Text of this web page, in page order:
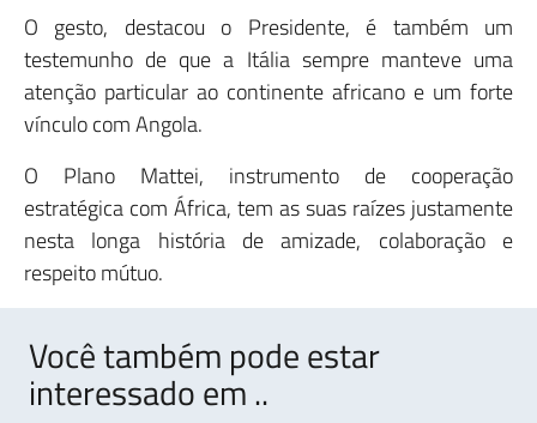
O gesto, destacou o Presidente, é também um
testemunho de que a Itália sempre manteve uma
atenção particular ao continente africano e um forte
vínculo com Angola.
O Plano Mattei, instrumento de cooperação
estratégica com África, tem as suas raízes justamente
nesta longa história de amizade, colaboração e
respeito mútuo.
Você também pode estar
interessado em ..